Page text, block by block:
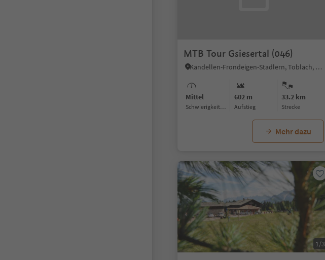
MTB Tour Gsiesertal (046)
Kandellen-Frondeigen-Stadlern, Toblach, Dolomitenregion 3 Zinnen
Mittel
Schwierigkeitsgrad
602 m
Aufstieg
33.2 km
Strecke
Mehr dazu
1/3